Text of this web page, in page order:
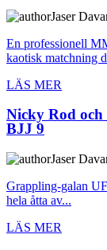
Jaser
En professionell
kaotisk matchning
LÄS MER
Nicky Rod
BJJ 9
Jaser
Grappling-galan
hela åtta av...
LÄS MER